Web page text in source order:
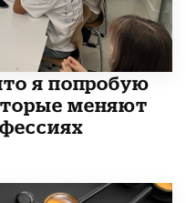
я попробую
меняют